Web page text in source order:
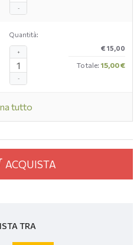
-
Quantità:
-
+ € 15,00
Totale: 15,00 €
tutto
ACQUISTA
TRA